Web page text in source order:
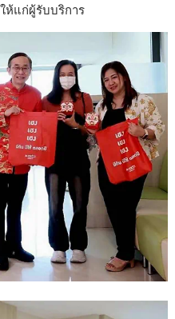
ห้แก่ผู้รับบริการ